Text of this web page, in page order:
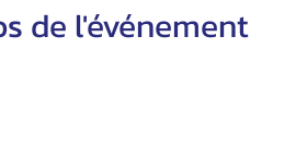
de l'événement